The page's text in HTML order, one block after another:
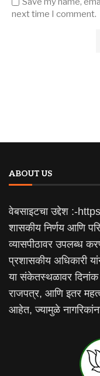
next time I comment.
ABOUT US
वेबसाइटचा उद्देश :-
शासकीय निर्णय आणि
व्यासपीठावर उपलब्ध
प्रशासकीय अधिकारी
या संकेतस्थळावर दिनांक
राजपत्र, आणि इतर
आहेत, ज्यामुळे